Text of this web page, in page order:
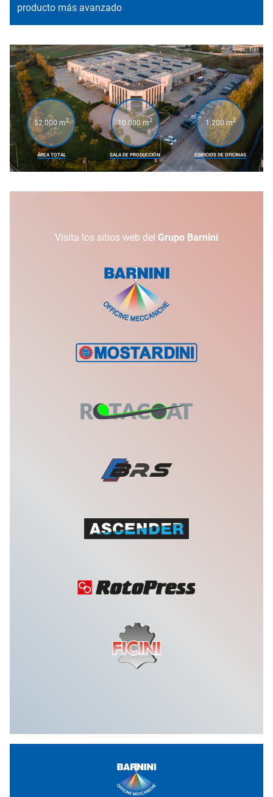
producto más avanzado
52.000 m2
ÁREA TOTAL
10.000 m2
SALA DE PRODUCCIÓN
1.200 m2
EDIFICIOS DE OFICINAS
Visita los sitios web del Grupo Barnini